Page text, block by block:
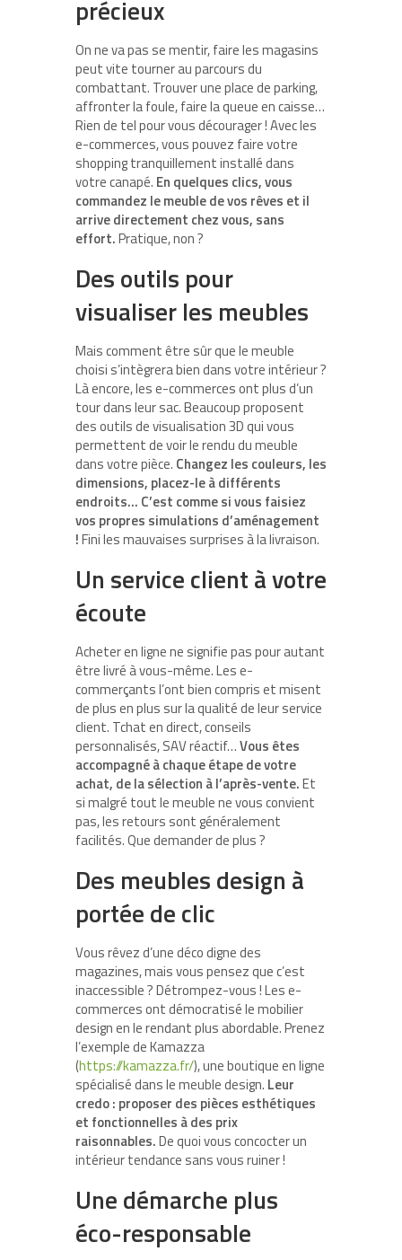
précieux
On ne va pas se mentir, faire les magasins
peut vite tourner au parcours du
combattant. Trouver une place de parking,
affronter la foule, faire la queue en caisse…
Rien de tel pour vous décourager ! Avec les
e-commerces, vous pouvez faire votre
shopping tranquillement installé dans
votre canapé. En quelques clics, vous
commandez le meuble de vos rêves et il
arrive directement chez vous, sans
effort.Pratique, non ?
Des outils pour
visualiser les meubles
Mais comment être sûr que le meuble
choisi s’intègrera bien dans votre intérieur ?
Là encore, les e-commerces ont plus d’un
tour dans leur sac. Beaucoup proposent
des outils de visualisation 3D qui vous
permettent de voir le rendu du meuble
dans votre pièce. Changez les couleurs, les
dimensions, placez-le à différents
endroits… C’est comme si vous faisiez
vos propres simulations d’aménagement
!Fini les mauvaises surprises à la livraison.
Un service client à votre
écoute
Acheter en ligne ne signifie pas pour autant
être livré à vous-même. Les e-
commerçants l’ont bien compris et misent
de plus en plus sur la qualité de leur service
client. Tchat en direct, conseils
personnalisés, SAV réactif…Vous êtes
accompagné à chaque étape de votre
achat, de la sélection à l’après-vente.Et
si malgré tout le meuble ne vous convient
pas, les retours sont généralement
facilités. Que demander de plus ?
Des meubles design à
portée de clic
Vous rêvez d’une déco digne des
magazines, mais vous pensez que c’est
inaccessible ? Détrompez-vous ! Les e-
commerces ont démocratisé le mobilier
design en le rendant plus abordable. Prenez
l’exemple de Kamazza
(https://kamazza.fr/), une boutique en ligne
spécialisé dans le meuble design. Leur
credo : proposer des pièces esthétiques
et fonctionnelles à des prix
raisonnables.De quoi vous concocter un
intérieur tendance sans vous ruiner !
Une démarche plus
éco-responsable